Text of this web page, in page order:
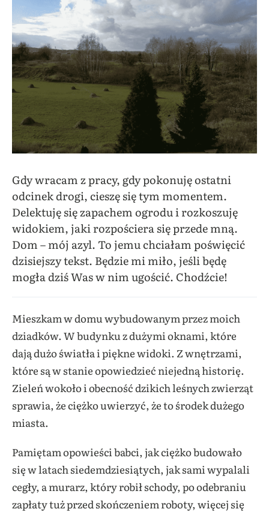
Gdy wracam z pracy, gdy pokonuję ostatni
odcinek drogi, cieszę się tym momentem.
Delektuję się zapachem ogrodu i rozkoszuję
widokiem, jaki rozpościera się przede mną.
Dom – mój azyl. To jemu chciałam poświęcić
dzisiejszy tekst. Będzie mi miło, jeśli będę
mogła dziś Was w nim ugościć. Chodźcie!
Mieszkam w domu wybudowanym przez moich
dziadków. W budynku z dużymi oknami, które
dają dużo światła i piękne widoki. Z wnętrzami,
które są w stanie opowiedzieć niejedną historię.
Zieleń wokoło i obecność dzikich leśnych zwierząt
sprawia, że ciężko uwierzyć, że to środek dużego
miasta.
Pamiętam opowieści babci, jak ciężko budowało
się w latach siedemdziesiątych, jak sami wypalali
cegły, a murarz, który robił schody, po odebraniu
zapłaty tuż przed skończeniem roboty, więcej się